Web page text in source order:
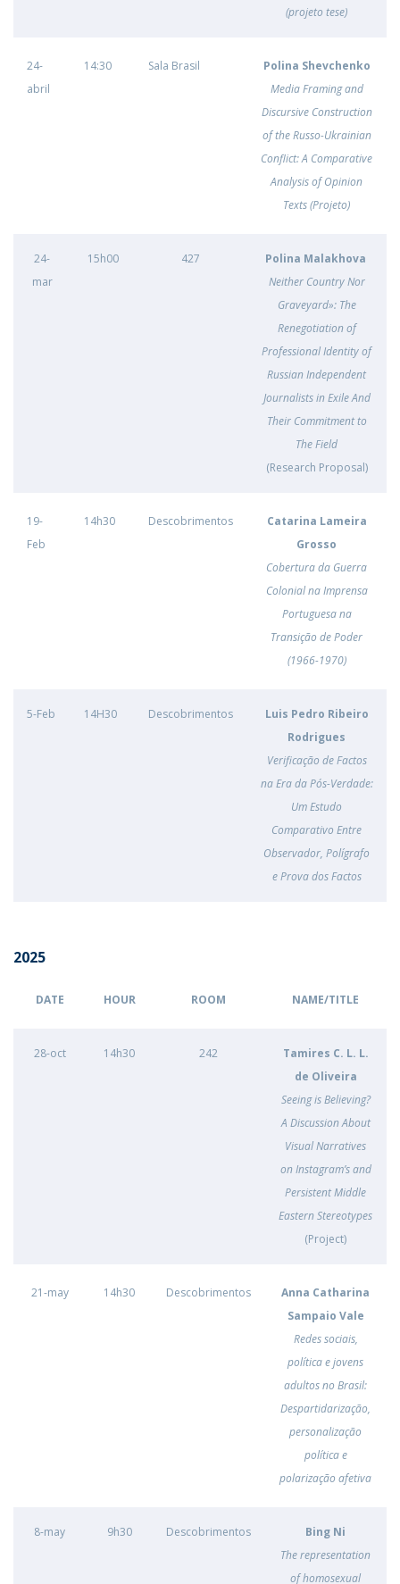
(projeto tese)
24-
abril
14:30 Sala Brasil
Polina Shevchenko
Media Framing and
Discursive Construction
of the Russo-Ukrainian
Conflict: A Comparative
Analysis of Opinion
Texts (Projeto)
24-
mar
15h00 427
Polina Malakhova
Neither Country Nor
Graveyard»: The
Renegotiation of
Professional Identity of
Russian Independent
Journalists in Exile And
Their Commitment to
The Field
(Research Proposal)
19-
Feb
14h30 Descobrimentos
Catarina Lameira
Grosso
Cobertura da Guerra
Colonial na Imprensa
Portuguesa na
Transição de Poder
(1966-1970)
5-Feb 14H30 Descobrimentos
Luis Pedro Ribeiro
Rodrigues
Verificação de Factos
na Era da Pós-Verdade:
Um Estudo
Comparativo Entre
Observador, Polígrafo
e Prova dos Factos
2025
DATE HOUR ROOM NAME/TITLE
28-oct 14h30 242
Tamires C. L. L.
de Oliveira
Seeing is Believing?
A Discussion About
Visual Narratives
on Instagram’s and
Persistent Middle
Eastern Stereotypes
(Project)
21-may 14h30 Descobrimentos
Anna Catharina
Sampaio Vale
Redes sociais,
política e jovens
adultos no Brasil:
Despartidarização,
personalização
política e
polarização afetiva
8-may 9h30 Descobrimentos
Bing Ni
The representation
of homosexual